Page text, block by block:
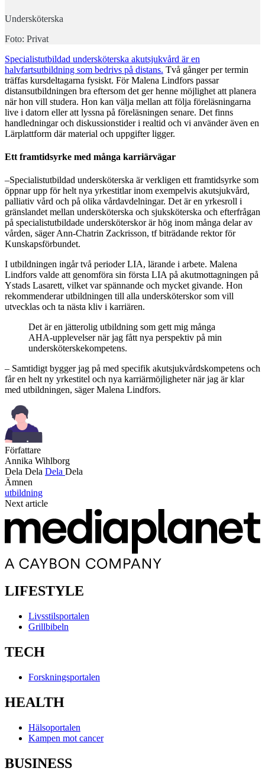
Undersköterska
Foto: Privat
Specialistutbildad undersköterska akutsjukvård är en
halvfartsutbildning som bedrivs på distans. Två gånger per termin
träffas kursdeltagarna fysiskt. För Malena Lindfors passar
distansutbildningen bra eftersom det ger henne möjlighet att planera
när hon vill studera. Hon kan välja mellan att följa föreläsningarna
live i datorn eller att lyssna på föreläsningen senare. Det finns
handledningar och diskussionstider i realtid och vi använder även en
Lärplattform där material och uppgifter ligger.
Ett framtidsyrke med många karriärvägar
–Specialistutbildad undersköterska är verkligen ett framtidsyrke som
öppnar upp för helt nya yrkestitlar inom exempelvis akutsjukvård,
palliativ vård och på olika vårdavdelningar. Det är en yrkesroll i
gränslandet mellan undersköterska och sjuksköterska och efterfrågan
på specialistutbildade undersköterskor är hög inom många delar av
vården, säger Ann-Chatrin Zackrisson, tf biträdande rektor för
Kunskapsförbundet.
I utbildningen ingår två perioder LIA, lärande i arbete. Malena
Lindfors valde att genomföra sin första LIA på akutmottagningen på
Ystads Lasarett, vilket var spännande och mycket givande. Hon
rekommenderar utbildningen till alla undersköterskor som vill
utvecklas och ta nästa kliv i karriären.
Det är en jätterolig utbildning som gett mig många
AHA-upplevelser när jag fått nya perspektiv på min
undersköterskekompetens.
– Samtidigt bygger jag på med specifik akutsjukvårdskompetens och
får en helt ny yrkestitel och nya karriärmöjligheter när jag är klar
med utbildningen, säger Malena Lindfors.
Författare
Annika Wihlborg
Dela Dela Dela Dela
Ämnen
utbildning
Next article
LIFESTYLE
Livsstilsportalen
Grillbibeln
TECH
Forskningsportalen
HEALTH
Hälsoportalen
Kampen mot cancer
BUSINESS